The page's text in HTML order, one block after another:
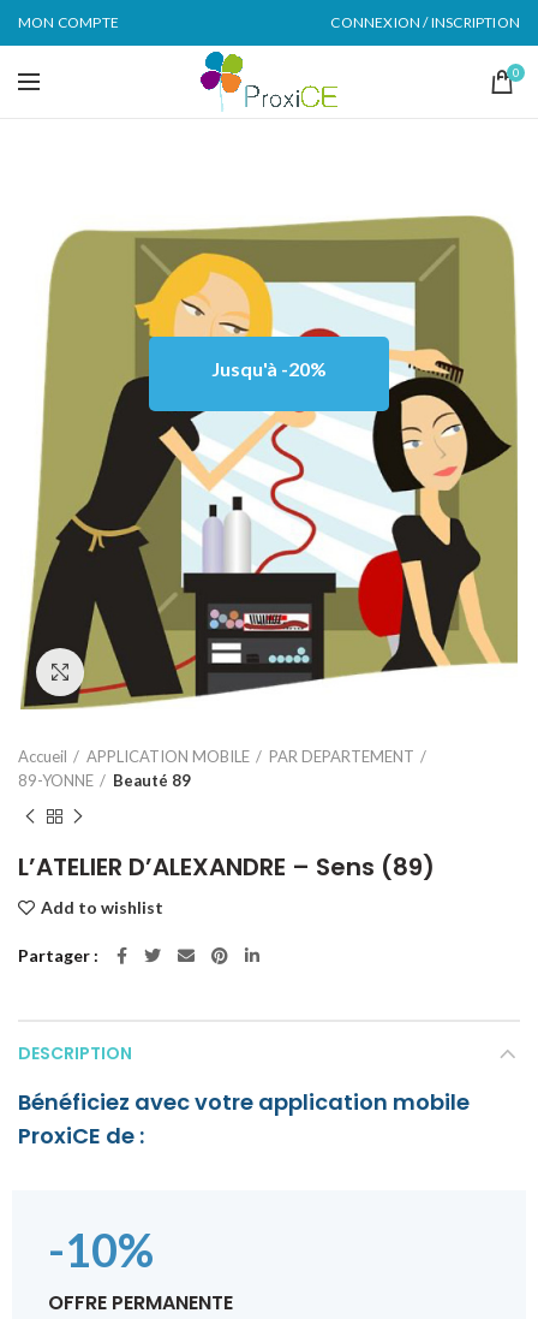
MON COMPTE CONNEXION / INSCRIPTION
0
Click to enlarge
Jusqu'à -20%
Accueil APPLICATION MOBILE
PAR DEPARTEMENT
89-YONNE
Beauté 89
L’ATELIER D’ALEXANDRE – Sens (89)
Add to wishlist
Partager
DESCRIPTION
Bénéficiez avec votre application mobile
ProxiCE de :
-10%
OFFRE PERMANENTE